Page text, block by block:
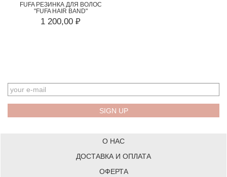
FUFA РЕЗИНКА ДЛЯ ВОЛОС
"FUFA HAIR BAND"
1 200,00 ₽
О НАС
ДОСТАВКА И ОПЛАТА
ОФЕРТА